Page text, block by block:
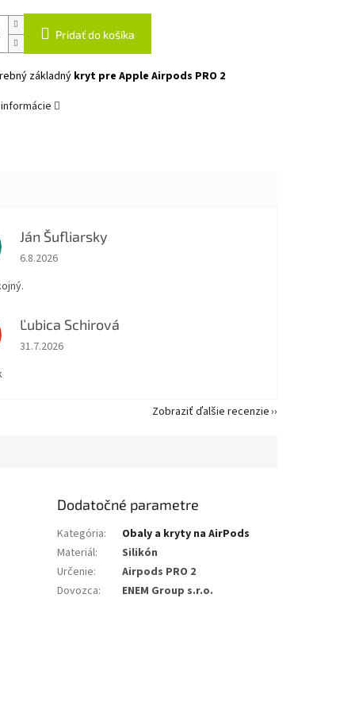
Pridať do košíka
základný kryt pre Apple Airpods PRO 2
Dodatočné parametre
Kategória:
Obaly a kryty na AirPods
Materiál:
Silikón
Určenie:
Airpods PRO 2
Dovozca: ENEM Group s.r.o.
Ján Šufliarsky
Hodnotenie obchodu je 5 z 5 hviezdičiek.
6.8.2026
Ľubica Schirová
Hodnotenie obchodu je 5 z 5 hviezdičiek.
31.7.2026
Zobraziť ďalšie recenzie